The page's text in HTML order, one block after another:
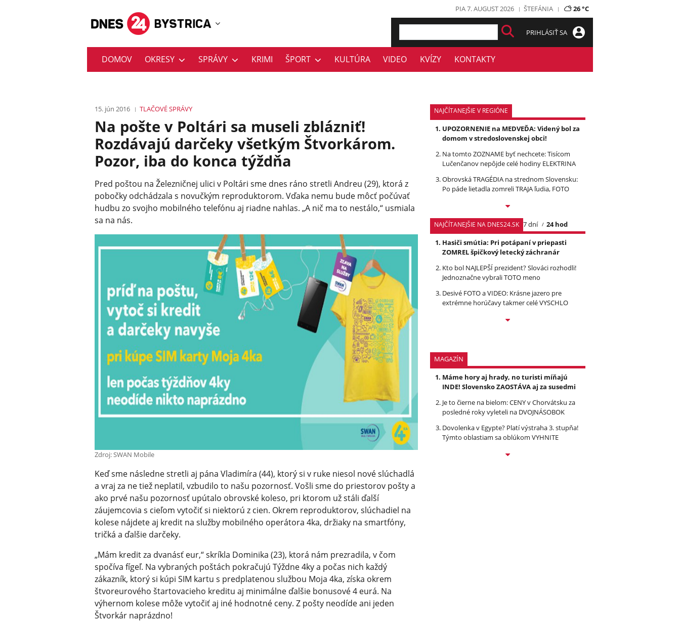
PIA 7. AUGUST 2026 ŠTEFÁNIA 26 °C
PRIHLÁSIŤ SA
DOMOV OKRESY SPRÁVY KRIMI ŠPORT KULTÚRA VIDEO KVÍZY KONTAKTY
15. jún 2016 TLAČOVÉ SPRÁVY
Na pošte v Poltári sa museli zblázniť!
Rozdávajú darčeky všetkým Štvorkárom.
Pozor, iba do konca týždňa
Pred poštou na Železničnej ulici v Poltári sme dnes ráno stretli Andreu (29), ktorá z
pobočky odchádzala s novučkým reproduktorom. Vďaka nemu bude môcť počúvať
hudbu zo svojho mobilného telefónu aj riadne nahlas. „A nič ma to nestálo,“ usmiala
sa na nás.
Zdroj: SWAN Mobile
Keď sme následne stretli aj pána Vladimíra (44), ktorý si v ruke niesol nové slúchadlá
a vraj za ne tiež neplatil, vzbudilo to našu pozornosť. Vošli sme do priestorov pošty a
ako prvé našu pozornosť upútalo obrovské koleso, pri ktorom už stáli ďalší
záujemcovia s cieľom vytočiť si niektorú z cien. Okrem reproduktorov, slúchadiel na
kolese nájdete aj kredit na služby mobilného operátora 4ka, držiaky na smartfóny,
tričká a ďalšie darčeky.
„Mám kredit za dvanásť eur,“ skríkla Dominika (23), ktorá nám prezradila, v čom
spočíva fígeľ. Na vybraných poštách pokračujú Týždne 4ky a počas nich každý
zákazník, ktorý si kúpi SIM kartu s predplatenou službou Moja 4ka, získa okrem
štvoreurového štartovacieho kreditu aj minimálne ďalšie bonusové 4 eurá. Na
výhernom kolese môže vytočiť aj iné hodnotné ceny. Z pošty neodíde ani jeden
Štvorkár naprázdno!
NAJČÍTANEJŠIE V REGIÓNE
UPOZORNENIE na MEDVEĎA: Videný bol za
domom v stredoslovenskej obci!
Na tomto ZOZNAME byť nechcete: Tisícom
Lučenčanov nepôjde celé hodiny ELEKTRINA
Obrovská TRAGÉDIA na strednom Slovensku:
Po páde lietadla zomreli TRAJA ľudia, FOTO
NAJČÍTANEJŠIE NA DNES24.SK 7 dní
24 hod
Hasiči smútia: Pri potápaní v priepasti
ZOMREL špičkový letecký záchranár
Kto bol NAJLEPŠÍ prezident? Slováci rozhodli!
Jednoznačne vybrali TOTO meno
Desivé FOTO a VIDEO: Krásne jazero pre
extrémne horúčavy takmer celé VYSCHLO
MAGAZÍN
Máme hory aj hrady, no turisti míňajú
INDE! Slovensko ZAOSTÁVA aj za susedmi
Je to čierne na bielom: CENY v Chorvátsku za
posledné roky vyleteli na DVOJNÁSOBOK
Dovolenka v Egypte? Platí výstraha 3. stupňa!
Týmto oblastiam sa oblúkom VYHNITE